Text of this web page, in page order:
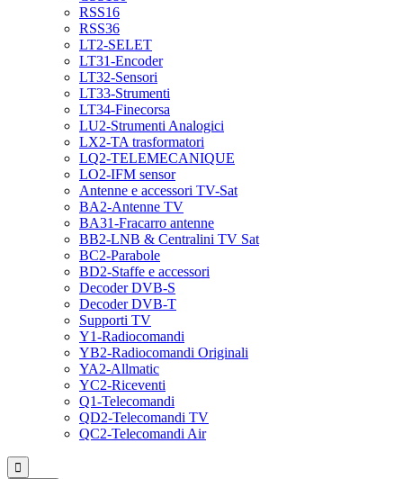
RSS16
RSS36
LT2-SELET
LT31-Encoder
LT32-Sensori
LT33-Strumenti
LT34-Finecorsa
LU2-Strumenti Analogici
LX2-TA trasformatori
LQ2-TELEMECANIQUE
LO2-IFM sensor
Antenne e accessori TV-Sat
BA2-Antenne TV
BA31-Fracarro antenne
BB2-LNB & Centralini TV Sat
BC2-Parabole
BD2-Staffe e accessori
Decoder DVB-S
Decoder DVB-T
Supporti TV
Y1-Radiocomandi
YB2-Radiocomandi Originali
YA2-Allmatic
YC2-Riceventi
Q1-Telecomandi
QD2-Telecomandi TV
QC2-Telecomandi Air
